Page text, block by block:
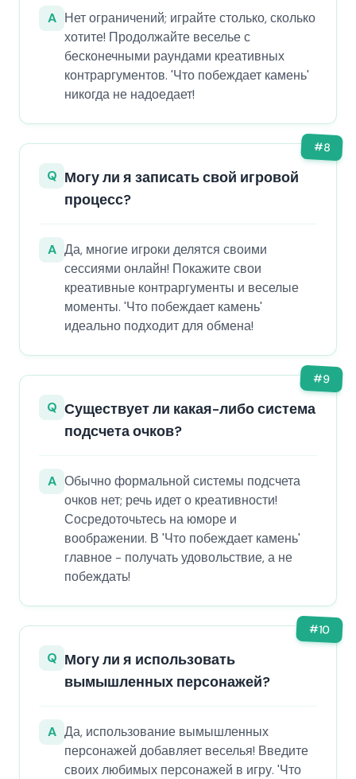
A Нет ограничений; играйте столько, сколько
хотите! Продолжайте веселье с
бесконечными раундами креативных
контраргументов. 'Что побеждает камень'
никогда не надоедает!
#8
Q Могу ли я записать свой игровой
процесс?
A Да, многие игроки делятся своими
сессиями онлайн! Покажите свои
креативные контраргументы и веселые
моменты. 'Что побеждает камень'
идеально подходит для обмена!
#9
Q Существует ли какая-либо система
подсчета очков?
A Обычно формальной системы подсчета
очков нет; речь идет о креативности!
Сосредоточьтесь на юморе и
воображении. В 'Что побеждает камень'
главное - получать удовольствие, а не
побеждать!
#10
Q Могу ли я использовать
вымышленных персонажей?
A Да, использование вымышленных
персонажей добавляет веселья! Введите
своих любимых персонажей в игру. 'Что